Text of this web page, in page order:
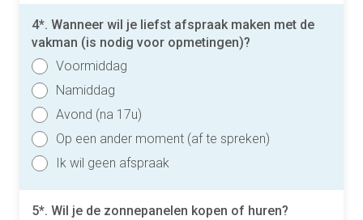
4*. Wanneer wil je liefst afspraak maken met de
vakman (is nodig voor opmetingen)?
Voormiddag
Namiddag
Avond (na 17u)
Op een ander moment (af te spreken)
Ik wil geen afspraak
5*. Wil je de zonnepanelen kopen of huren?